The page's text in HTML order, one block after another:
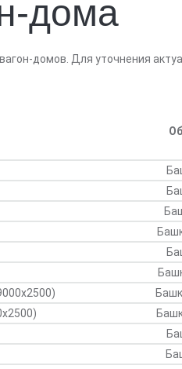
дома
домов. Для уточнения